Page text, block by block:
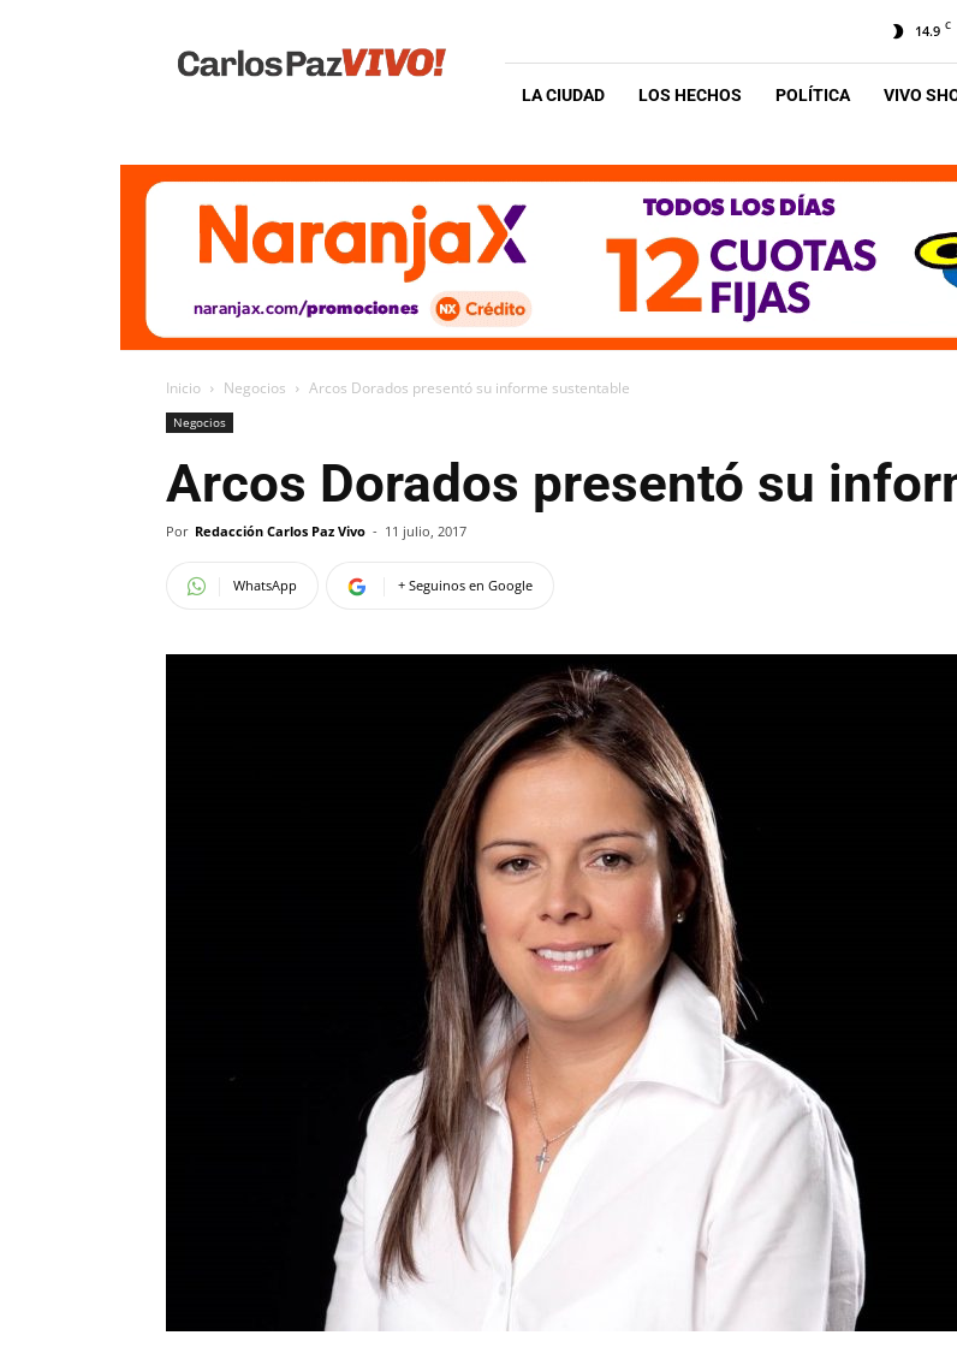
Vivo
14.9 C
LA CIUDAD LOS HECHOS POLÍTICA VIVO
Inicio Negocios Arcos Dorados presentó su informe sustentable
Negocios
Arcos Dorados presentó su
Por Redacción Carlos Paz Vivo - 11 julio, 2017
WhatsApp + Seguinos en Google